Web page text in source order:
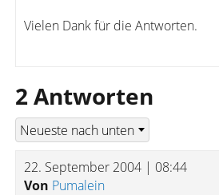
Vielen Dank für die Antworten.
2 Antworten
22. September 2004 | 08:44
Von Pumalein